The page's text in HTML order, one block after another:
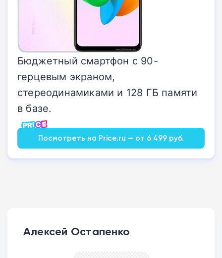
Бюджетный смартфон с 90-
герцевым экраном,
стереодинамиками и 128 ГБ памяти
в базе.
Посмотреть на Price.ru — от 6 499 руб.
Алексей Остапенко